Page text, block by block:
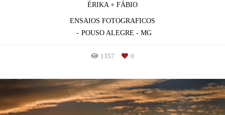
ÉRIKA + FÁBIO
ENSAIOS FOTOGRAFICOS
POUSO ALEGRE - MG
1357 0